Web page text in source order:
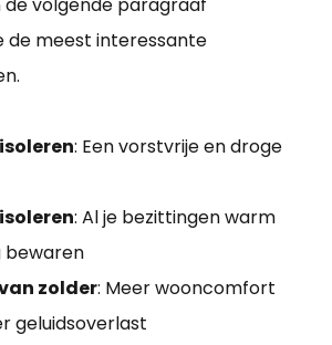
de meest interessante
: Een vorstvrije en droge
: Al je bezittingen warm
bewaren
zolder: Meer wooncomfort
geluidsoverlast